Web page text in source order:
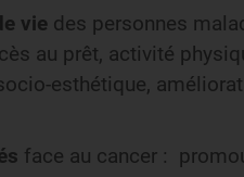
vie des personnes
au prêt, activité
esthétique,
face au cancer :